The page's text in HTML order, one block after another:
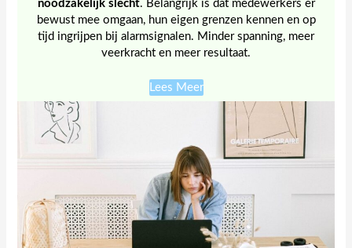
noodzakelijk slecht. Belangrijk is dat medewerkers er
bewust mee omgaan, hun eigen grenzen kennen en op
tijd ingrijpen bij alarmsignalen. Minder spanning, meer
veerkracht en meer resultaat.
Lees Meer